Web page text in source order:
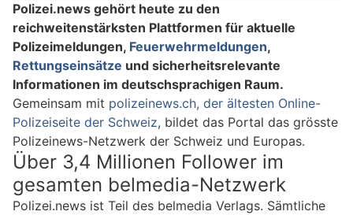
Polizei.news gehört heute zu den
reichweitenstärksten Plattformen für aktuelle
Polizeimeldungen, Feuerwehrmeldungen,
Rettungseinsätze und sicherheitsrelevante
Informationen im deutschsprachigen Raum.
Gemeinsam mit polizeinews.ch, der ältesten Online-
Polizeiseite der Schweiz, bildet das Portal das grösste
Polizeinews-Netzwerk der Schweiz und Europas.
Über 3,4 Millionen Follower im
gesamten belmedia-Netzwerk
Polizei.news ist Teil des belmedia Verlags. Sämtliche